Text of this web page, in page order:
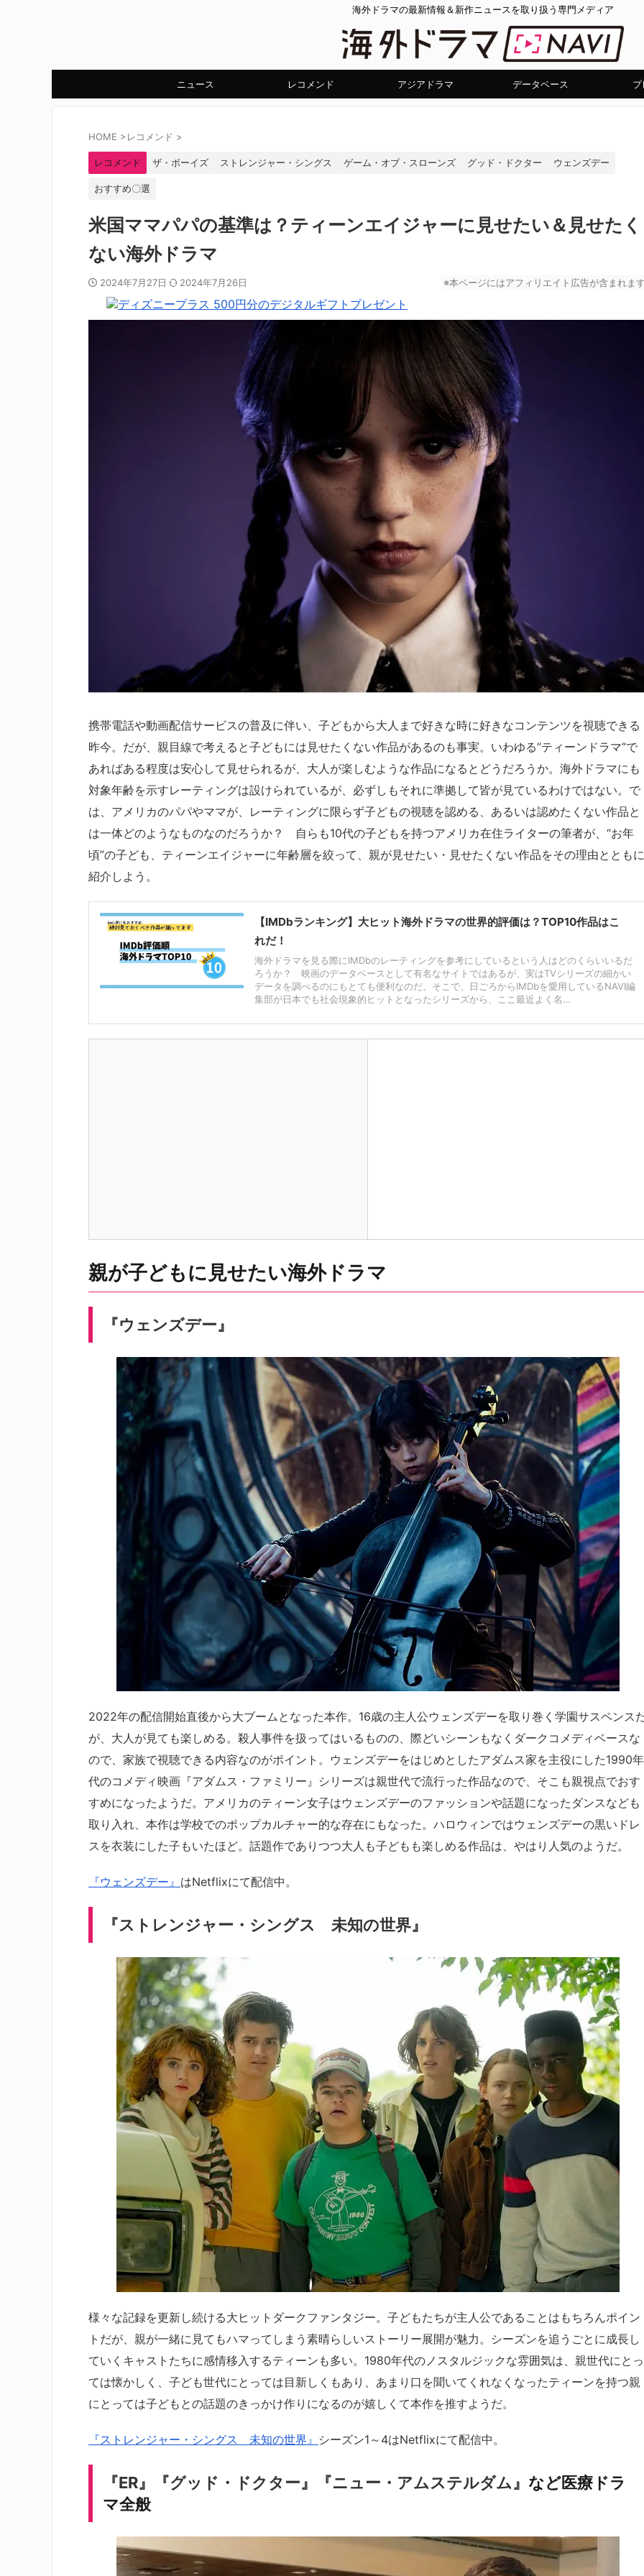
海外ドラマの最新情報＆新作ニュースを取り扱う専門メディア
ニュース レコメンド アジアドラマ データベース
HOME >レコメンド >
レコメンド ザ・ボーイズ ストレンジャー・シングス ゲーム・オブ・スローンズ グッド・ドクター ウェンズデー
おすすめ〇選
米国ママパパの基準は？ティーンエイジャーに見せたい＆見せたく
ない海外ドラマ
2024年7月27日 2024年7月26日 ※本ページにはアフィリエイト広告が含まれま
携帯電話や動画配信サービスの普及に伴い、子どもから大人まで好きな時に好きなコンテンツを視聴できる
昨今。だが、親目線で考えると子どもには見せたくない作品があるのも事実。いわゆる“ティーンドラマ”で
あればある程度は安心して見せられるが、大人が楽しむような作品になるとどうだろうか。海外ドラマにも
対象年齢を示すレーティングは設けられているが、必ずしもそれに準拠して皆が見ているわけではない。で
は、アメリカのパパやママが、レーティングに限らず子どもの視聴を認める、あるいは認めたくない作品と
は一体どのようなものなのだろうか？ 自らも10代の子どもを持つアメリカ在住ライターの筆者が、“お年
頃”の子ども、ティーンエイジャーに年齢層を絞って、親が見せたい・見せたくない作品をその理由とともに
紹介しよう。
【IMDbランキング】大ヒット海外ドラマの世界的評価は？TOP10作品はこ
れだ！
海外ドラマを見る際にIMDbのレーティングを参考にしているという人はどのくらいいるだ
ろうか？ 映画のデータベースとして有名なサイトではあるが、実はTVシリーズの細かい
データを調べるのにもとても便利なのだ。そこで、日ごろからIMDbを愛用しているNAVI編
集部が日本でも社会現象的ヒットとなったシリーズから、ここ最近よく名…
親が子どもに見せたい海外ドラマ
『ウェンズデー』
2022年の配信開始直後から大ブームとなった本作。16歳の主人公ウェンズデーを取り巻く学園サスペンス
が、大人が見ても楽しめる。殺人事件を扱ってはいるものの、際どいシーンもなくダークコメディベースな
ので、家族で視聴できる内容なのがポイント。ウェンズデーをはじめとしたアダムス家を主役にした1990年
代のコメディ映画『アダムス・ファミリー』シリーズは親世代で流行った作品なので、そこも親視点でおす
すめになったようだ。アメリカのティーン女子はウェンズデーのファッションや話題になったダンスなども
取り入れ、本作は学校でのポップカルチャー的な存在にもなった。ハロウィンではウェンズデーの黒いドレ
スを衣装にした子もいたほど。話題作でありつつ大人も子どもも楽しめる作品は、やはり人気のようだ。
『ウェンズデー』 はNetflixにて配信中。
『ストレンジャー・シングス 未知の世界』
様々な記録を更新し続ける大ヒットダークファンタジー。子どもたちが主人公であることはもちろんポイン
トだが、親が一緒に見てもハマってしまう素晴らしいストーリー展開が魅力。シーズンを追うごとに成長し
ていくキャストたちに感情移入するティーンも多い。1980年代のノスタルジックな雰囲気は、親世代にとっ
ては懐かしく、子ども世代にとっては目新しくもあり、あまり口を聞いてくれなくなったティーンを持つ親
にとっては子どもとの話題のきっかけ作りになるのが嬉しくて本作を推すようだ。
『ストレンジャー・シングス 未知の世界』 シーズン1～4はNetflixにて配信中。
『ER』 『グッド・ドクター』 『ニュー・アムステルダム』 など医療ドラ
マ全般